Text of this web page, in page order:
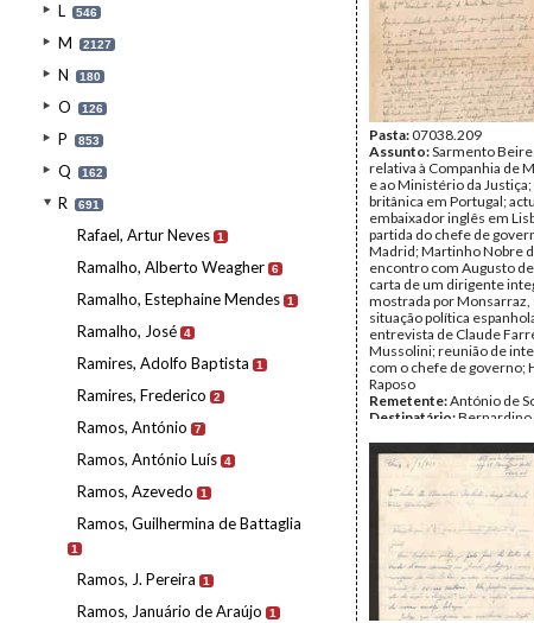
L 546
M 2127
N 180
O 126
P 853
Q 162
R 691
Rafael, Artur Neves 1
Ramalho, Alberto Weagher 6
Ramalho, Estephaine Mendes 1
Ramalho, José 4
Ramires, Adolfo Baptista 1
Ramires, Frederico 2
Ramos, António 7
Ramos, António Luís 4
Ramos, Azevedo 1
Ramos, Guilhermina de Battaglia
1
Ramos, J. Pereira 1
Ramos, Januário de Araújo 1
Pasta:07038.209
Assunto:Sarmento
relativa à Companhia de
e ao Ministério da
britânica em Portugal;
embaixador inglês em
partida do chefe de
Madrid; Martinho Nobre
encontro com Augusto
carta de um dirigente
mostrada por Monsarraz,
situação política
entrevista de Claude
Mussolini; reunião de
com o chefe de governo;
Raposo
Remetente:António de
Destinatário:Bernardino
Fundo:DBG -
Bernardino Machado
Tipo Documental:
Página(s):2